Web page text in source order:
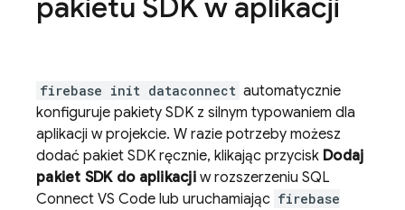
pakietu SDK w aplikacji
firebase init dataconnect automatycznie
konfiguruje pakiety SDK z silnym typowaniem dla
aplikacji w projekcie. W razie potrzeby możesz
dodać pakiet SDK ręcznie, klikając przycisk Dodaj
pakiet SDK do aplikacjiw rozszerzeniu SQL
Connect VS Code lub uruchamiając firebase